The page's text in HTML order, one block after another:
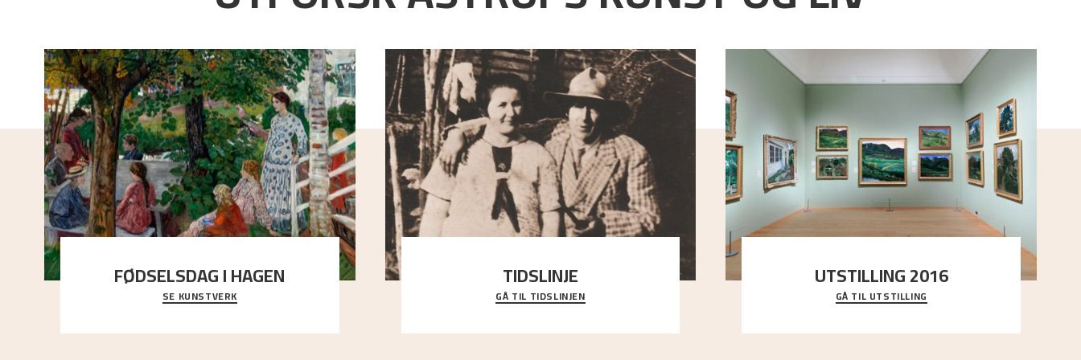
FØDSELSDAG I HAGEN
En gruppe mennesker er samlet under de store
trekronene i prestegårdshagen...
SE KUNSTVERK
TIDSLINJE
Bli kjent med Nikolai Astrups liv, kunstnerskap og
ettermæle i en interaktiv presentasjon.
GÅ TIL TIDSLINJEN
UTSTILLING 2016
En komplett oversikt over Nikolai Astrups
utstillinger, fra debuten i 1900 og frem til i dag.
GÅ TIL UTSTILLING